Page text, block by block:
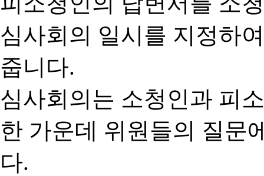
심사회의 일시를 지정하
줍니다.
심사회의는 소청인과 피
한 가운데 위원들의 질문
다.